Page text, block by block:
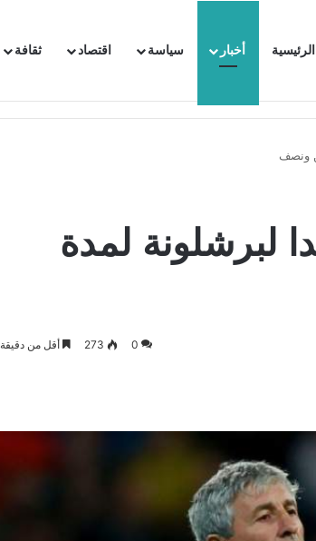
الرئيسية أخبار سياسة اقتصاد ثقافة
بتونس وتبلغها احتجاجا شديد اللهجة !!
ونصف
لبرشلونة لمدة
0
273 أقل من دقيقة